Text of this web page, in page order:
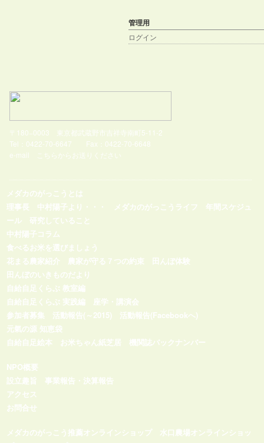
管理用
ログイン
〒180−0003 東京都武蔵野市吉祥寺南町5-11-2
Tel：0422-70-6647 Fax：0422-70-6648
e-mail
こちらからお送りください
メダカのがっこうとは
理事長 中村陽子より・・・
メダカのがっこうライフ
年間スケジュ
ール
研究していること
中村陽子コラム
食べるお米を選びましょう
花まる農家紹介
農家が守る７つの約束
田んぼ体験
田んぼのいきものだより
自給自足くらぶ 教室編
自給自足くらぶ 実践編
座学・講演会
参加者募集
活動報告(～2015)
活動報告(Facebookへ)
元氣の源 知恵袋
自給自足絵本
お米ちゃん紙芝居 機関誌バックナンバー
NPO概要
設立趣旨
事業報告・決算報告
アクセス
お問合せ
メダカのがっこう推薦オンラインショップ
水口農場オンラインショッ